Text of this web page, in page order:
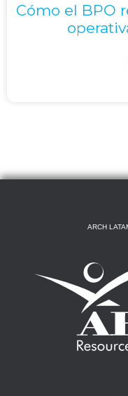
Cómo el BPO
ARCH